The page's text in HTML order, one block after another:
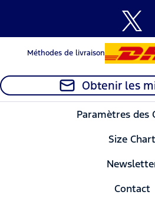
Méthodes de livraison
Obtenir les
Paramètres des
Size Chart
Contact